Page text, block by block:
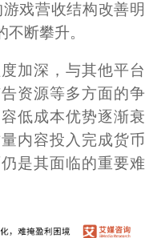
戏营收结构改善明
断攀升。
加深，与其他平台
资源等多方面的争
低成本优势逐渐衰
内容投入完成货币
是其面临的重要难